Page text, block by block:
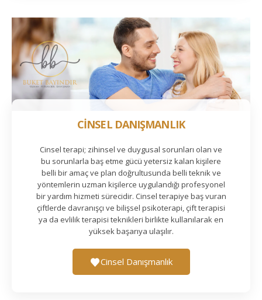
CİNSEL DANIŞMANLIK
Cinsel terapi; zihinsel ve duygusal sorunları olan ve
bu sorunlarla baş etme gücü yetersiz kalan kişilere
belli bir amaç ve plan doğrultusunda belli teknik ve
yöntemlerin uzman kişilerce uygulandığı profesyonel
bir yardım hizmeti sürecidir. Cinsel terapiye baş vuran
çiftlerde davranışçı ve bilişsel psikoterapi, çift terapisi
ya da evlilik terapisi teknikleri birlikte kullanılarak en
yüksek başarıya ulaşılır.
Cinsel Danışmanlık